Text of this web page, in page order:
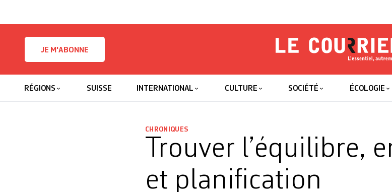
JE M'ABONNE
Le
RÉGIONS SUISSE INTERNATIONAL CULTURE SOCIÉTÉ ÉCOLOGIE
CHRONIQUES
Trouver l’équilibre,
et planification